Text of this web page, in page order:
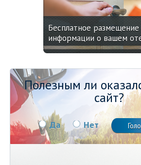
Бесплатное размещение
информации о вашем
Полезным ли
сайт?
Да Нет